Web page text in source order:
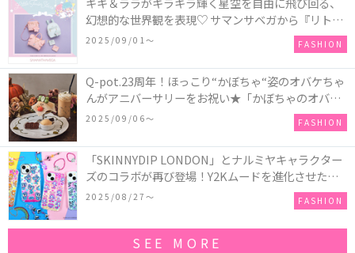
幻想的な世界観を表現♡ サマンサベガから『リトル
ツインスターズ』50周年アニバーサリーイヤー』を
2025/09/01〜 FASHION
Q-pot.23周年！ほっこり“かぼちゃ“姿のオバケちゃ
んがアニバーサリーをお祝い★「かぼちゃのオバケ
ーキアクセサリー」が新発売！Q-pot CAFE.では
「かぼちゃのオバケーキプレート」も登場
2025/09/06〜 FASHION
「SKINNYDIP LONDON」とナルミヤキャラクター
ズのコラボが再び登場！Y2Kムードを進化させた新
作コレクションを発売♪
2025/08/27〜 FASHION
SEE MORE